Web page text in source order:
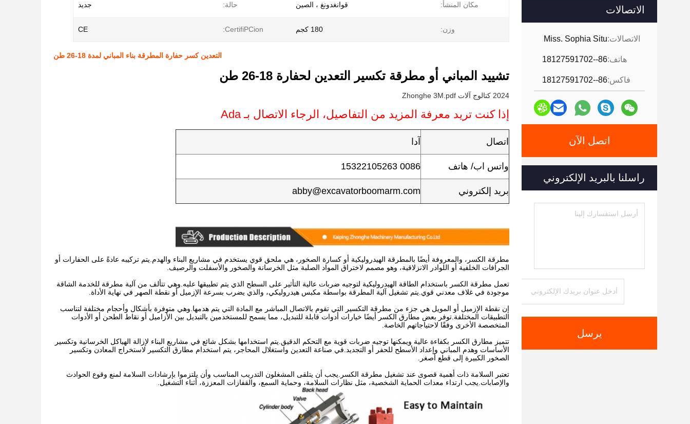
الاتصالات
الاتصالات:Miss. Sophia Situ
هاتف:86--18127591702
فاكس:86--18127591702
اتصل الآن
راسلنا بالبريد الإلكتروني
يرسل
مكان المنشأ: قوانغدونغ ، الصين حالة: جديد
وزن: 180 كجم CertifiPCion:
CE
التعدين كسر حفارة المطرقة بناء المباني لمدة 18-26 طن
تشييد المباني أو مطرقة تكسير التعدين لحفارة 18-26 طن
2024 كتالوج آلات Zhonghe 3M.pdf
إذا كنت تريد معرفة المزيد من التفاصيل، الرجاء الاتصال بـ Ada
اتصال آدا
واتس اب/ هاتف 0086 15322105263
بريد إلكتروني abby@excavatorboomarm.com
مطرقة الكسر، والمعروفة أيضًا بالمطرقة الهيدروليكية أو كسارة الصخور، هي ملحق قوي يستخدم في مشاريع البناء والهدم.يتم تركيبه عادةً على الحفارات أو
الجرافات الخلفية أو اللوادر الانزلاقية، وهو مصمم لاختراق المواد الصلبة مثل الخرسانة والصخور والأسفلت والرصيف.
تعمل مطرقة الكسر باستخدام الطاقة الهيدروليكية لتوجيه ضربات عالية التأثير على السطح الذي يتم تطبيقها عليه.وهي تتألف من آلية مطرقة للخدمة الشاقة
موجودة في غلاف معدني قوي.يتم تشغيل آلية المطرقة بواسطة مكبس هيدروليكي، والذي يضرب بسرعة الإزميل أو نقطة الصهر في نهاية الأداة.
إن نقطة الإزميل أو المويل هي جزء من مطرقة التكسير التي تقوم بالاتصال المباشر مع المادة التي يتم هدمها.وهي متوفرة بأشكال وأحجام مختلفة لتناسب
التطبيقات المختلفة.توفر بعض مطارق الكسر أيضًا خيارات أدوات قابلة للتبديل، مما يسمح للمستخدمين بالتبديل بين الأزاميل أو نقاط الطحن أو الأدوات
المتخصصة الأخرى وفقًا لاحتياجاتهم الخاصة.
تتميز مطارق الكسر بكفاءة عالية ويمكنها توجيه ضربات قوية مع التحكم الدقيق.يتم استخدامها بشكل شائع في مشاريع البناء لإزالة الهياكل الخرسانية وتكسير
الأساسات وهدم المباني وإعداد الأسطح للحفر أو التجديد.في صناعة التعدين واستغلال المحاجر، يتم استخدام مطارق التكسير لاستخراج المعادن وتكسير
الصخور الكبيرة إلى قطع أصغر.
تعتبر السلامة ذات أهمية قصوى عند تشغيل مطرقة الكسر.يجب أن يتلقى المشغلون التدريب المناسب وأن يلتزموا بإرشادات السلامة لمنع وقوع الحوادث
والإصابات.يجب ارتداء معدات الحماية الشخصية، مثل نظارات السلامة، وحماية السمع، والقفازات المعززة، أثناء التشغيل.